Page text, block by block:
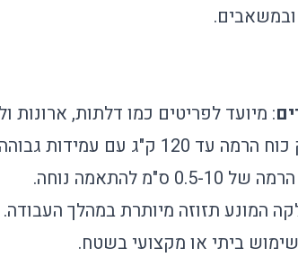
ובמשאבים.
: מיועד לפריטים כמו דלתות, ארונות
עד 120 ק"ג עם עמידות גבוהה.
10 ס"מ להתאמה נוחה.
המונע תזוזה מיותרת במהלך העבודה.
ביתי או מקצועי בשטח.